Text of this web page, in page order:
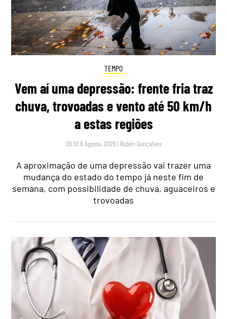
TEMPO
Vem aí uma depressão: frente fria traz
chuva, trovoadas e vento até 50 km/h
a estas regiões
09:10 8 Agosto, 2026 | Rubén Gonçalves
A aproximação de uma depressão vai trazer uma
mudança do estado do tempo já neste fim de
semana, com possibilidade de chuva, aguaceiros e
trovoadas